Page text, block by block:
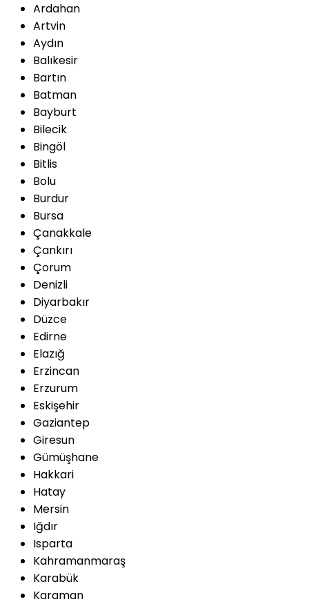
Ardahan
Artvin
Aydın
Balıkesir
Bartın
Batman
Bayburt
Bilecik
Bingöl
Bitlis
Bolu
Burdur
Bursa
Çanakkale
Çankırı
Çorum
Denizli
Diyarbakır
Düzce
Edirne
Elazığ
Erzincan
Erzurum
Eskişehir
Gaziantep
Giresun
Gümüşhane
Hakkari
Hatay
Mersin
Iğdır
Isparta
Kahramanmaraş
Karabük
Karaman